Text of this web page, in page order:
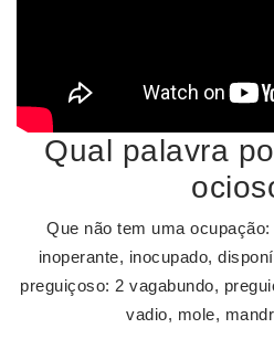
Qual palavra
Que não tem uma
inoperante, inocupado,
preguiçoso: 2 vagabundo,
vadio, mole,